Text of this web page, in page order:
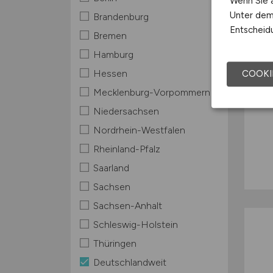
Brandenburg
Bremen
Hamburg
Hessen
Mecklenburg-Vorpommern
Niedersachsen
Nordrhein-Westfalen
Rheinland-Pfalz
Saarland
Sachsen
Sachsen-Anhalt
Schleswig-Holstein
Thüringen
Deutschlandweit
Unter